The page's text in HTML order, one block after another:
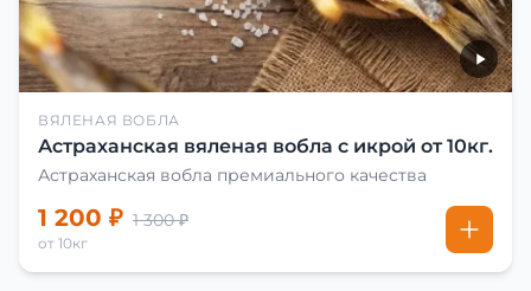
ВЯЛЕНАЯ ВОБЛА
Астраханская вяленая вобла с икрой от 10кг.
Астраханская вобла премиального качества
1 200 ₽ 1 300 ₽
от 10кг